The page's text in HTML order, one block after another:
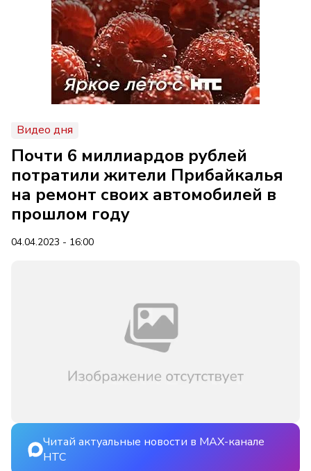
Видео дня
Почти 6 миллиардов рублей
потратили жители Прибайкалья
на ремонт своих автомобилей в
прошлом году
04.04.2023 - 16:00
Читай актуальные новости в MAX-канале
НТС